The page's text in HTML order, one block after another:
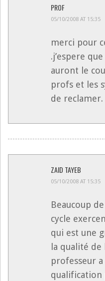
PROF
05/10/2008 AT 15:35
merci pour
.j’espere
auront le
profs et les
de reclamer.
ZAID TAYEB
05/10/2008 AT 15:35
Beaucoup
cycle
qui est une
la qualité de
professeur
qualification